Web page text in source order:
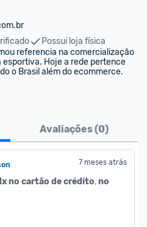
Possui loja física
referencia na comercialização
Hoje a rede pertence
o Brasil além do ecommerce.
Avaliações (0)
7 meses atrás
no cartão de crédito, no